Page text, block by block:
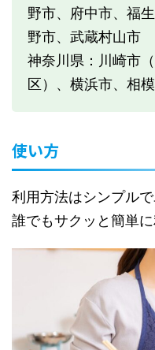
野市、府中市、福
野市、武蔵村山市
神奈川県：川崎市
区）、横浜市、相
使い方
利用方法はシンプル
誰でもサクッと簡単に